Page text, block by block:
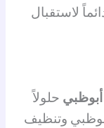
لاستقبال
حلولاً
وتنظيف